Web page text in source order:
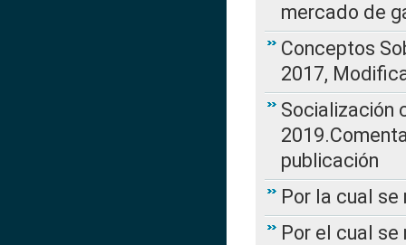
mercado de
Conceptos
2017,
Socialización
publicación
Por la cual se
Por el cual